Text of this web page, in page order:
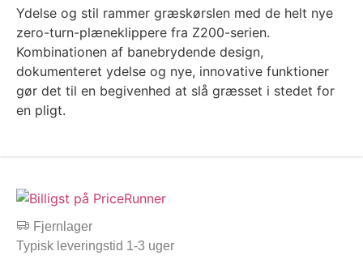
Ydelse og stil rammer græskørslen med de helt nye
zero-turn-plæneklippere fra Z200-serien.
Kombinationen af banebrydende design,
dokumenteret ydelse og nye, innovative funktioner
gør det til en begivenhed at slå græsset i stedet for
en pligt.
Fjernlager
Typisk leveringstid 1-3 uger